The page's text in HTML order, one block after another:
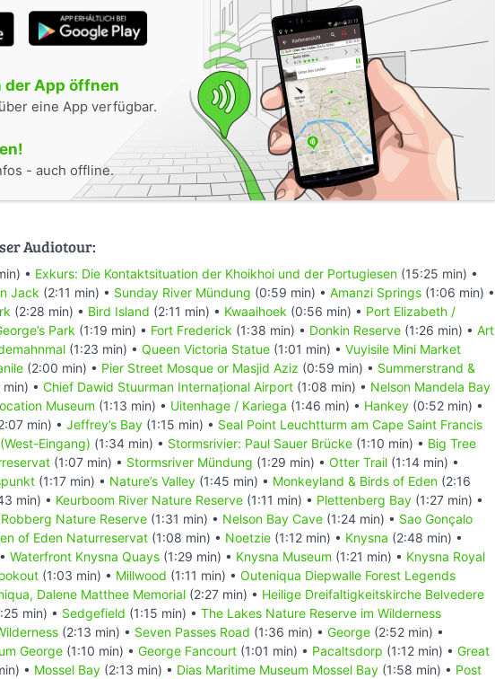
App öffnen
eine App verfügbar.
- auch offline.
Audiotour:
• Exkurs: Die Kontaktsituation der Khoikhoi und der Portugiesen (15:25 min) •
Jack (2:11 min) • Sunday River Mündung (0:59 min) • Amanzi Springs (1:06 min) •
(2:28 min) • Bird Island (2:11 min) • Kwaaihoek (0:56 min) • Port Elizabeth /
Park (1:19 min) • Fort Frederick (1:38 min) • Donkin Reserve (1:26 min) • Art
(1:23 min) • Queen Victoria Statue (1:01 min) • Vuyisile Mini Market
(2:00 min) • Pier Street Mosque or Masjid Aziz (0:59 min) • Summerstrand &
min) • Chief Dawid Stuurman Internațional Airport (1:08 min) • Nelson Mandela Bay
Museum (1:13 min) • Uitenhage / Kariega (1:46 min) • Hankey (0:52 min) •
min) • Jeffrey’s Bay (1:15 min) • Seal Point Leuchtturm am Cape Saint Francis
Eingang) (1:34 min) • Stormsrivier: Paul Sauer Brücke (1:10 min) • Big Tree
(1:07 min) • Stormsriver Mündung (1:29 min) • Otter Trail (1:14 min) •
(1:17 min) • Nature’s Valley (1:45 min) • Monkeyland & Birds of Eden (2:16
min) • Keurboom River Nature Reserve (1:11 min) • Plettenberg Bay (1:27 min) •
Robberg Nature Reserve (1:31 min) • Nelson Bay Cave (1:24 min) • Sao Gonçalo
of Eden Naturreservat (1:08 min) • Noetzie (1:12 min) • Knysna (2:48 min) •
Waterfront Knysna Quays (1:29 min) • Knysna Museum (1:21 min) • Knysna Royal
(1:03 min) • Millwood (1:11 min) • Outeniqua Diepwalle Forest Legends
Dalene Matthee Memorial (2:27 min) • Heilige Dreifaltigkeitskirche Belvedere
min) • Sedgefield (1:15 min) • The Lakes Nature Reserve im Wilderness
(2:13 min) • Seven Passes Road (1:36 min) • George (2:52 min) •
George (1:10 min) • George Fancourt (1:01 min) • Pacaltsdorp (1:12 min) • Great
• Mossel Bay (2:13 min) • Dias Maritime Museum Mossel Bay (1:58 min) • Post